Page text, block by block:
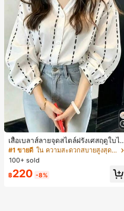
เสื้อเบลาส์ลายจุดสไตล์ฝรั่งเศสฤดูใบไ
ร่วง, ทรงเข้ารูป, แขนยาวคอวี, สไตล์ให
ม่ฤดูใบไม้ผลิ, ป้องกันแสงแดด, ใส่ไป
ทำงานและลำลอง สีขาว
#1 ขายดี
ใน ความสะดวกสบายสูงสุด เสื้อสตรี เสื้อเบลาส์ & Tee
100+ sold
฿220 -8%